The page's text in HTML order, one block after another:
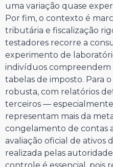
uma variação quase
Por fim, o contexto é
tributária e fiscalização
testadores recorre a
experimento de
indivíduos
tabelas de imposto. Para
robusta, com relatórios
terceiros —
representam mais da
congelamento de contas
avaliação oficial de ativos
realizada pelas